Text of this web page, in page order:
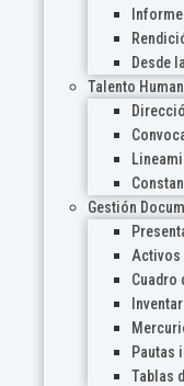
Desde
Talento
Gestión
Activos
Cuadro
Pautas
Tablas